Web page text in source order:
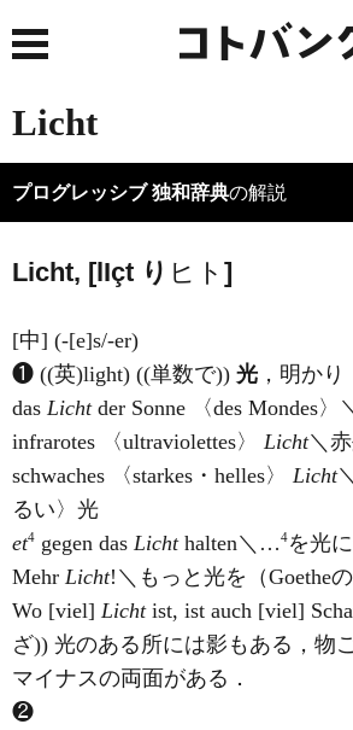
Licht
プログレッシブ 独和辞典の解説
Licht, [lIçt り ヒト ]
[中] (-[e]s/-er)
❶ ((英)light) ((単数で)) 光 ，明かり
das Lichtder Sonne 〈des Mondes
infrarotes 〈ultraviolettes〉 Licht＼
schwaches 〈starkes・helles〉 Licht
るい〉光
et4 gegen das Lichthalten＼…4を光
Mehr Licht!＼もっと光を（Goethe
Wo [viel] Lichtist, ist auch [viel]
ざ)) 光のある所には影もある，物
マイナスの両面がある．
❷